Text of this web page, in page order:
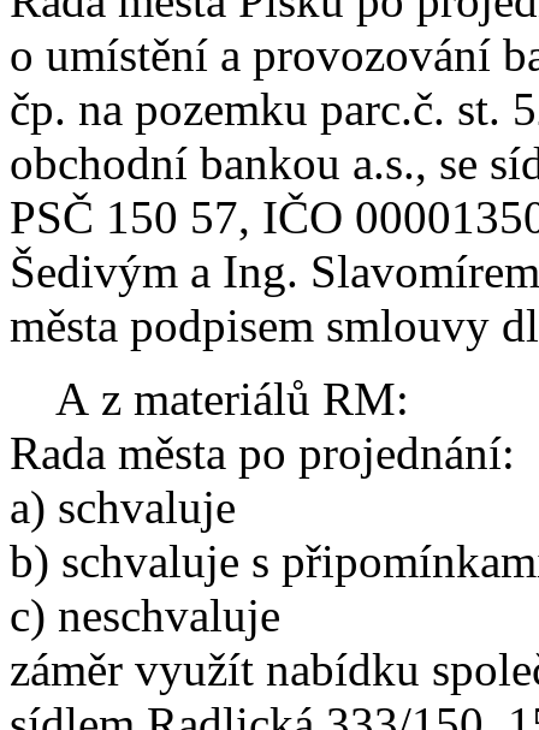
o umístění a provozování
čp. na pozemku parc.č. st.
obchodní bankou a.s., se
PSČ 150 57, IČO
Šedivým a Ing.
města podpisem smlouvy
A z materiálů RM:
Rada města po projednání:
a) schvaluje
b) schvaluje s
c) neschvaluje
záměr využít nabídku